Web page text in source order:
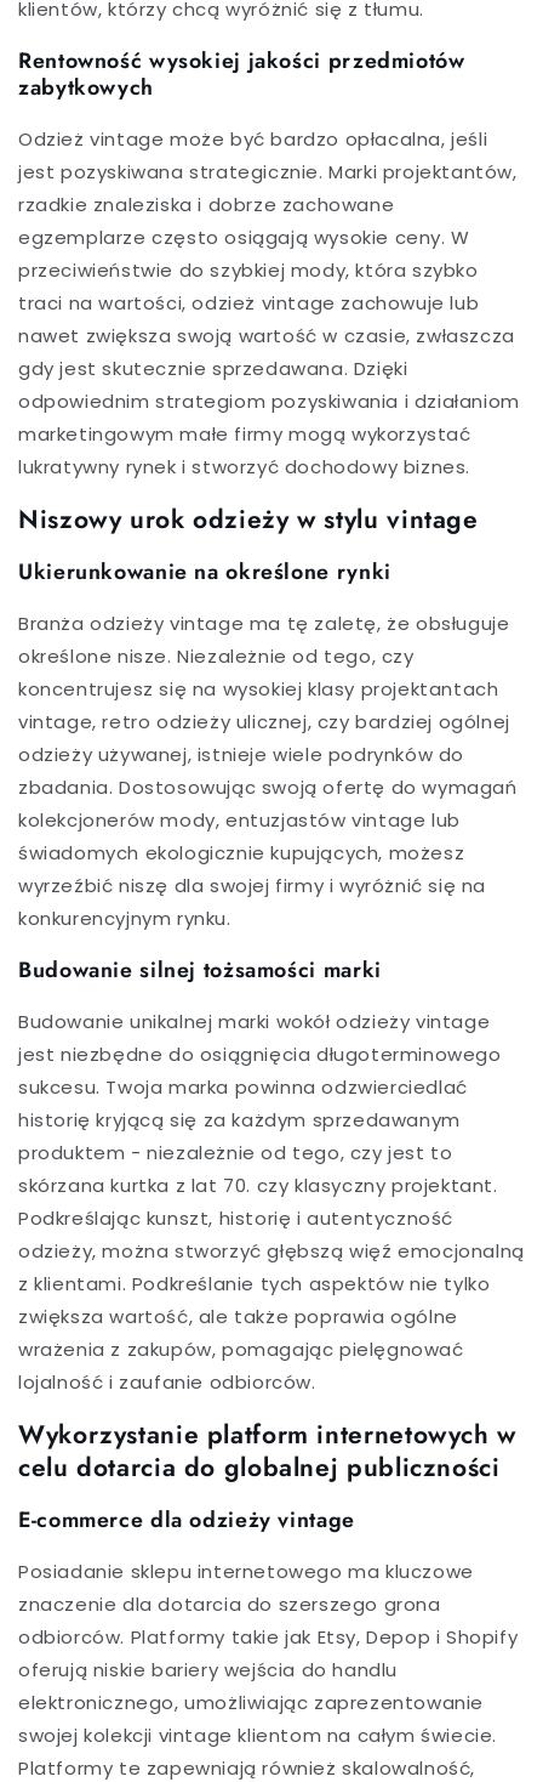
klientów, którzy chcą wyróżnić się z tłumu.
Rentowność wysokiej jakości przedmiotów
zabytkowych
Odzież vintage może być bardzo opłacalna, jeśli
jest pozyskiwana strategicznie. Marki projektantów,
rzadkie znaleziska i dobrze zachowane
egzemplarze często osiągają wysokie ceny. W
przeciwieństwie do szybkiej mody, która szybko
traci na wartości, odzież vintage zachowuje lub
nawet zwiększa swoją wartość w czasie, zwłaszcza
gdy jest skutecznie sprzedawana. Dzięki
odpowiednim strategiom pozyskiwania i działaniom
marketingowym małe firmy mogą wykorzystać
lukratywny rynek i stworzyć dochodowy biznes.
Niszowy urok odzieży w stylu vintage
Ukierunkowanie na określone rynki
Branża odzieży vintage ma tę zaletę, że obsługuje
określone nisze. Niezależnie od tego, czy
koncentrujesz się na wysokiej klasy projektantach
vintage, retro odzieży ulicznej, czy bardziej ogólnej
odzieży używanej, istnieje wiele podrynków do
zbadania. Dostosowując swoją ofertę do wymagań
kolekcjonerów mody, entuzjastów vintage lub
świadomych ekologicznie kupujących, możesz
wyrzeźbić niszę dla swojej firmy i wyróżnić się na
konkurencyjnym rynku.
Budowanie silnej tożsamości marki
Budowanie unikalnej marki wokół odzieży vintage
jest niezbędne do osiągnięcia długoterminowego
sukcesu. Twoja marka powinna odzwierciedlać
historię kryjącą się za każdym sprzedawanym
produktem - niezależnie od tego, czy jest to
skórzana kurtka z lat 70. czy klasyczny projektant.
Podkreślając kunszt, historię i autentyczność
odzieży, można stworzyć głębszą więź emocjonalną
z klientami. Podkreślanie tych aspektów nie tylko
zwiększa wartość, ale także poprawia ogólne
wrażenia z zakupów, pomagając pielęgnować
lojalność i zaufanie odbiorców.
Wykorzystanie platform internetowych w
celu dotarcia do globalnej publiczności
E-commerce dla odzieży vintage
Posiadanie sklepu internetowego ma kluczowe
znaczenie dla dotarcia do szerszego grona
odbiorców. Platformy takie jak Etsy, Depop i Shopify
oferują niskie bariery wejścia do handlu
elektronicznego, umożliwiając zaprezentowanie
swojej kolekcji vintage klientom na całym świecie.
Platformy te zapewniają również skalowalność,